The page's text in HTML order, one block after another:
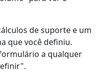
de suporte e um
que você definiu.
a qualquer